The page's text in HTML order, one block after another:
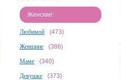
Женские:
Любимой (473)
Женщине (386)
Маме (340)
Девушке (373)